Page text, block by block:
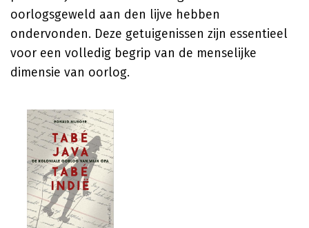
oorlogsgeweld aan den lijve hebben
ondervonden. Deze getuigenissen zijn essentieel
voor een volledig begrip van de menselijke
dimensie van oorlog.